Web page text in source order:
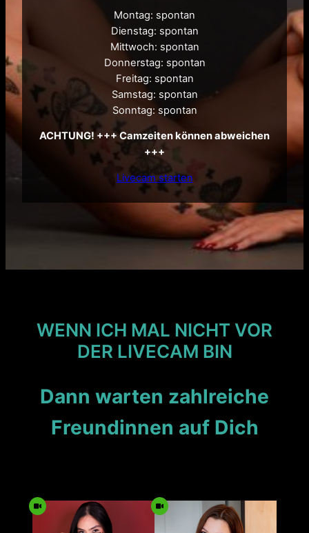
Montag: spontan
Dienstag: spontan
Mittwoch: spontan
Donnerstag: spontan
Freitag: spontan
Samstag: spontan
Sonntag: spontan
ACHTUNG! +++ Camzeiten können abweichen
+++
Livecam starten
WENN ICH MAL NICHT VOR
DER LIVECAM BIN
Dann warten zahlreiche
Freundinnen auf Dich